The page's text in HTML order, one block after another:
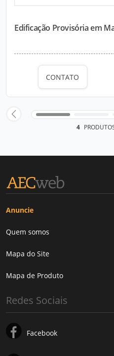
Edificação Provisória em
CONTATO
4
Anuncie
Quem somos
Mapa do Site
Mapa de Produto
Redes Sociais
Facebook